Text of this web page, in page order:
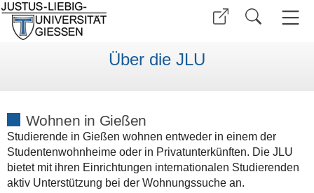
Über die JLU
Wohnen in Gießen
Studierende in Gießen wohnen entweder in einem der
Studentenwohnheime oder in Privatunterkünften. Die JLU
bietet mit ihren Einrichtungen internationalen Studierenden
aktiv Unterstützung bei der Wohnungssuche an.